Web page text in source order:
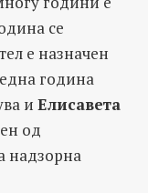
се
е назначен
година
и Елисавета
од
надзорна